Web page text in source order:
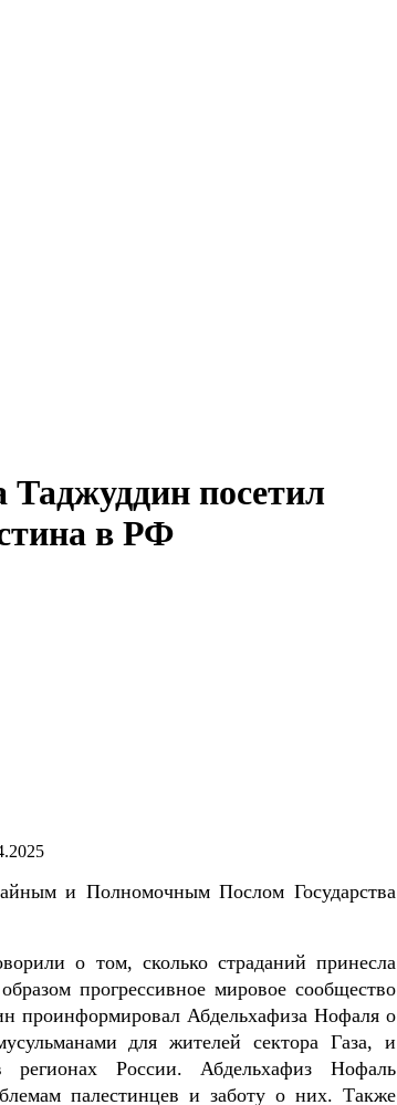
посетил
в РФ
и Полномочным Послом Государства
о том, сколько страданий принесла
прогрессивное мировое сообщество
проинформировал Абдельхафиза Нофаля о
для жителей сектора Газа, и
регионах России. Абдельхафиз Нофаль
палестинцев и заботу о них. Также